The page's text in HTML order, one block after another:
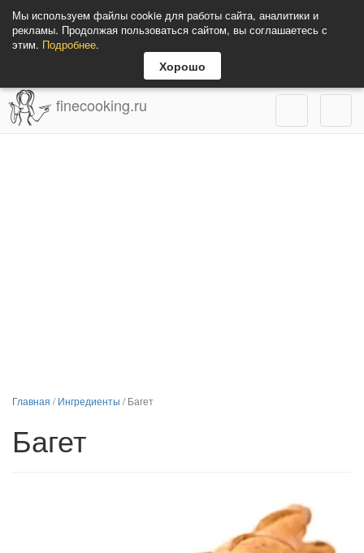
Мы используем файлы cookie для работы сайта, аналитики и
рекламы. Продолжая пользоваться сайтом, вы соглашаетесь с
этим. Подробнее.
Хорошо
finecooking.ru
Главная /Ингредиенты /Багет
Багет